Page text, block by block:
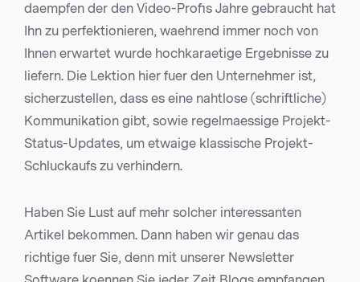
daempfen der den Video-Profis Jahre gebraucht hat
Ihn zu perfektionieren, waehrend immer noch von
Ihnen erwartet wurde hochkaraetige Ergebnisse zu
liefern. Die Lektion hier fuer den Unternehmer ist,
sicherzustellen, dass es eine nahtlose (schriftliche)
Kommunikation gibt, sowie regelmaessige Projekt-
Status-Updates, um etwaige klassische Projekt-
Schluckaufs zu verhindern.
Haben Sie Lust auf mehr solcher interessanten
Artikel bekommen. Dann haben wir genau das
richtige fuer Sie, denn mit unserer Newsletter